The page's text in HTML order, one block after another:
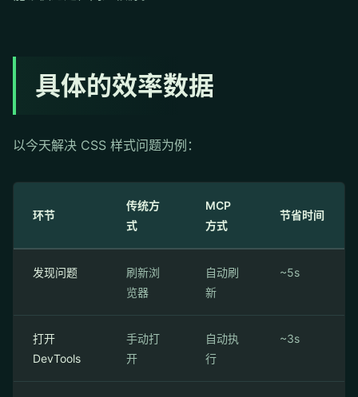
具体的效率数据
以今天解决 CSS 样式问题为例：
环节
传统方
式
MCP
方式
节省时间
发现问题
刷新浏
览器
自动刷
新
~5s
打开
DevTools
手动打
开
自动执
行
~3s